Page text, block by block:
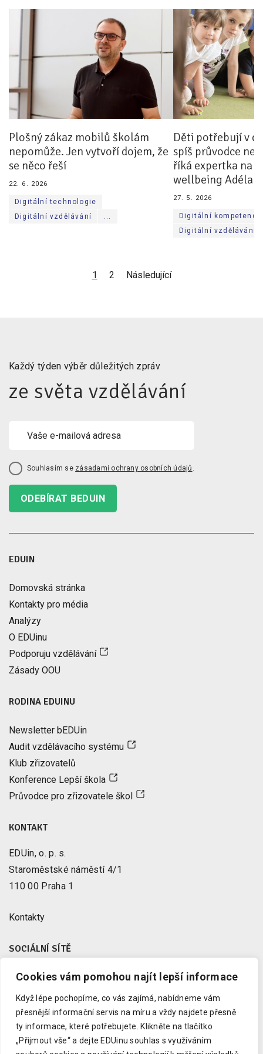
Cookies vám pomohou najít lepší informace
Když lépe pochopíme, co vás zajímá, nabídneme vám
přesnější informační servis na míru a vždy najdete přesně
ty informace, které potřebujete.
Klikněte na tlačítko
„Přijmout vše“ a dejte EDUinu souhlas s využíváním
Pro zřizovatele
Konference Lepší škola
Kápézetka - průvodce pro zřizovatele
Klub zřizovatelů
O nás
O nás
Partneři a dárci
Kontakty
Plošný zákaz mobilů školám
nepomůže. Jen vytvoří dojem, že
se něco řeší
22. 6. 2026
Digitální technologie
Digitální vzdělávání
...
Děti potřebují v
spíš průvodce
říká expertka na
wellbeing Adéla
27. 5. 2026
Digitální kompetence
Digitální vzdělávání
1 2 Následující
Každý týden výběr důležitých zpráv
ze světa vzdělávání
Souhlasím se zásadami ochrany osobních údajů .
ODEBÍRAT BEDUIN
EDUIN
Domovská stránka
Kontakty pro média
Analýzy
O EDUinu
Podporuju vzdělávání
Zásady OOU
RODINA EDUINU
Newsletter bEDUin
Audit vzdělávacího systému
Klub zřizovatelů
Konference Lepší škola
Průvodce pro zřizovatele škol
KONTAKT
EDUin, o. p. s.
Staroměstské náměstí 4/1
110 00 Praha 1
Kontakty
SOCIÁLNÍ SÍTĚ
Facebook
Instagram
Youtube
LinkedIn